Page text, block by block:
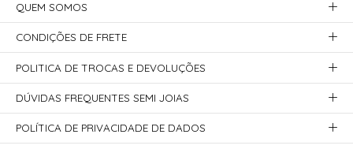
QUEM SOMOS
CONDIÇÕES DE FRETE
POLITICA DE TROCAS E DEVOLUÇÕES
DÚVIDAS FREQUENTES SEMI JOIAS
POLÍTICA DE PRIVACIDADE DE DADOS